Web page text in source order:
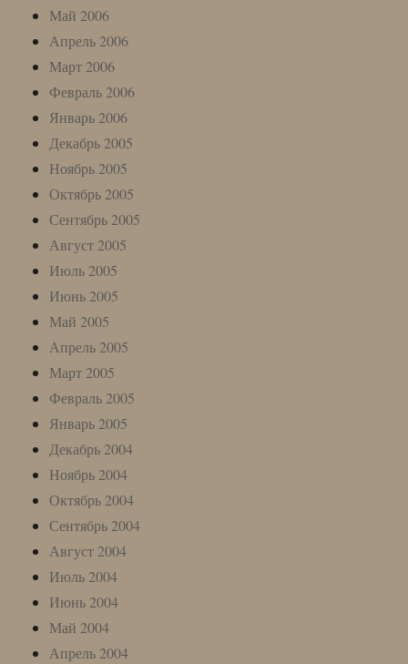
Май 2006
Апрель 2006
Март 2006
Февраль 2006
Январь 2006
Декабрь 2005
Ноябрь 2005
Октябрь 2005
Сентябрь 2005
Август 2005
Июль 2005
Июнь 2005
Май 2005
Апрель 2005
Март 2005
Февраль 2005
Январь 2005
Декабрь 2004
Ноябрь 2004
Октябрь 2004
Сентябрь 2004
Август 2004
Июль 2004
Июнь 2004
Май 2004
Апрель 2004